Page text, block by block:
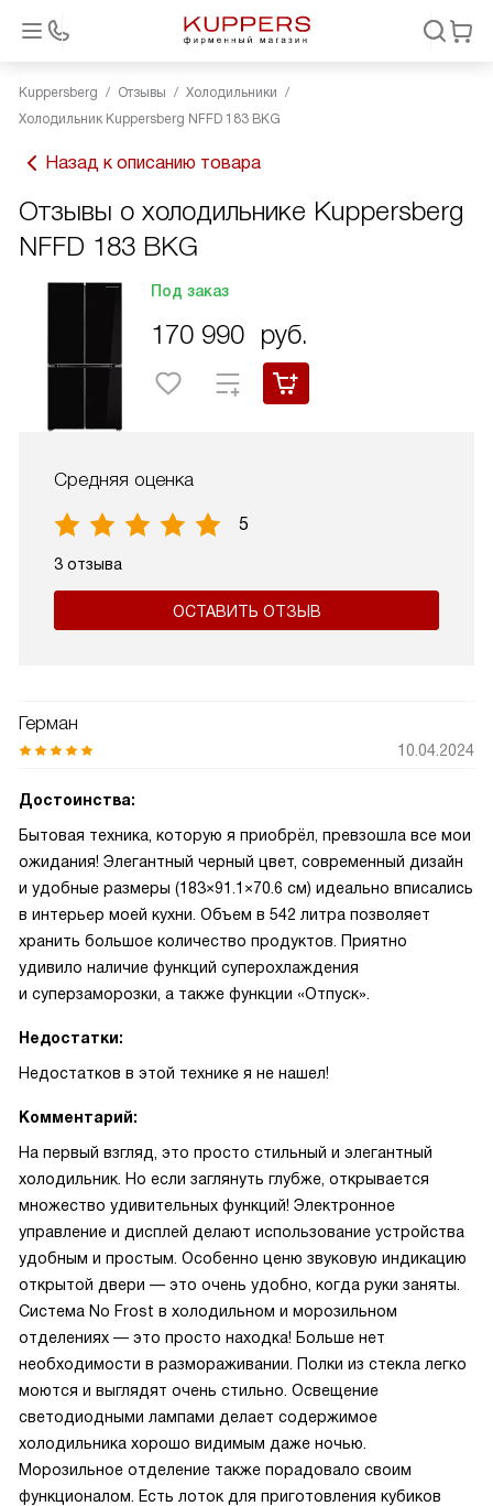
Kuppersberg Отзывы
Холодильники
Холодильник Kuppersberg NFFD 183 BKG
Назад к описанию товара
Отзывы о холодильнике Kuppersberg
NFFD 183 BKG
Под заказ
170 990 руб.
Средняя оценка
5
3 отзыва
ОСТАВИТЬ ОТЗЫВ
Герман
10.04.2024
Достоинства:
Бытовая техника, которую я приобрёл, превзошла все мои
ожидания! Элегантный черный цвет, современный дизайн
и удобные размеры (183×91.1×70.6 см) идеально вписались
в интерьер моей кухни. Объем в 542 литра позволяет
хранить большое количество продуктов. Приятно
удивило наличие функций суперохлаждения
и суперзаморозки, а также функции «Отпуск».
Недостатки:
Недостатков в этой технике я не нашел!
Комментарий:
На первый взгляд, это просто стильный и элегантный
холодильник. Но если заглянуть глубже, открывается
множество удивительных функций! Электронное
управление и дисплей делают использование устройства
удобным и простым. Особенно ценю звуковую индикацию
открытой двери — это очень удобно, когда руки заняты.
Система No Frost в холодильном и морозильном
отделениях — это просто находка! Больше нет
необходимости в размораживании. Полки из стекла легко
моются и выглядят очень стильно. Освещение
светодиодными лампами делает содержимое
холодильника хорошо видимым даже ночью.
Морозильное отделение также порадовало своим
функционалом. Есть лоток для приготовления кубиков